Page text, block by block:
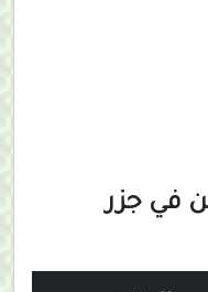
في جزر